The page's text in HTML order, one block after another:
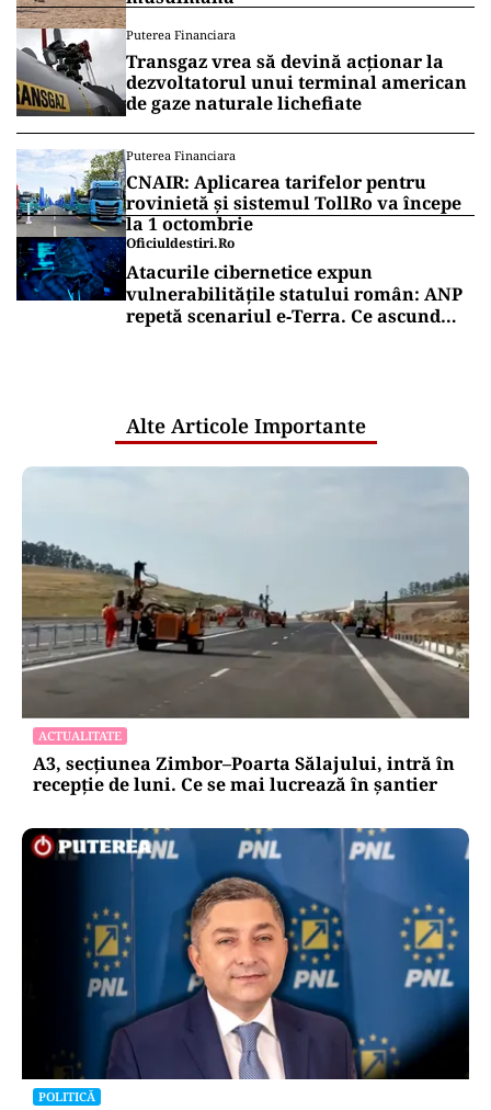
Puterea Financiara
Transgaz vrea să devină acționar la
dezvoltatorul unui terminal american
de gaze naturale lichefiate
Puterea Financiara
CNAIR: Aplicarea tarifelor pentru
rovinietă și sistemul TollRo va începe
la 1 octombrie
Oficiuldestiri.ro
Atacurile cibernetice expun
vulnerabilitățile statului român: ANP
repetă scenariul e‑Terra. Ce ascund
Alte Articole Importante
ACTUALITATE
A3, secțiunea Zimbor–Poarta Sălajului, intră în
recepție de luni. Ce se mai lucrează în șantier
POLITICĂ